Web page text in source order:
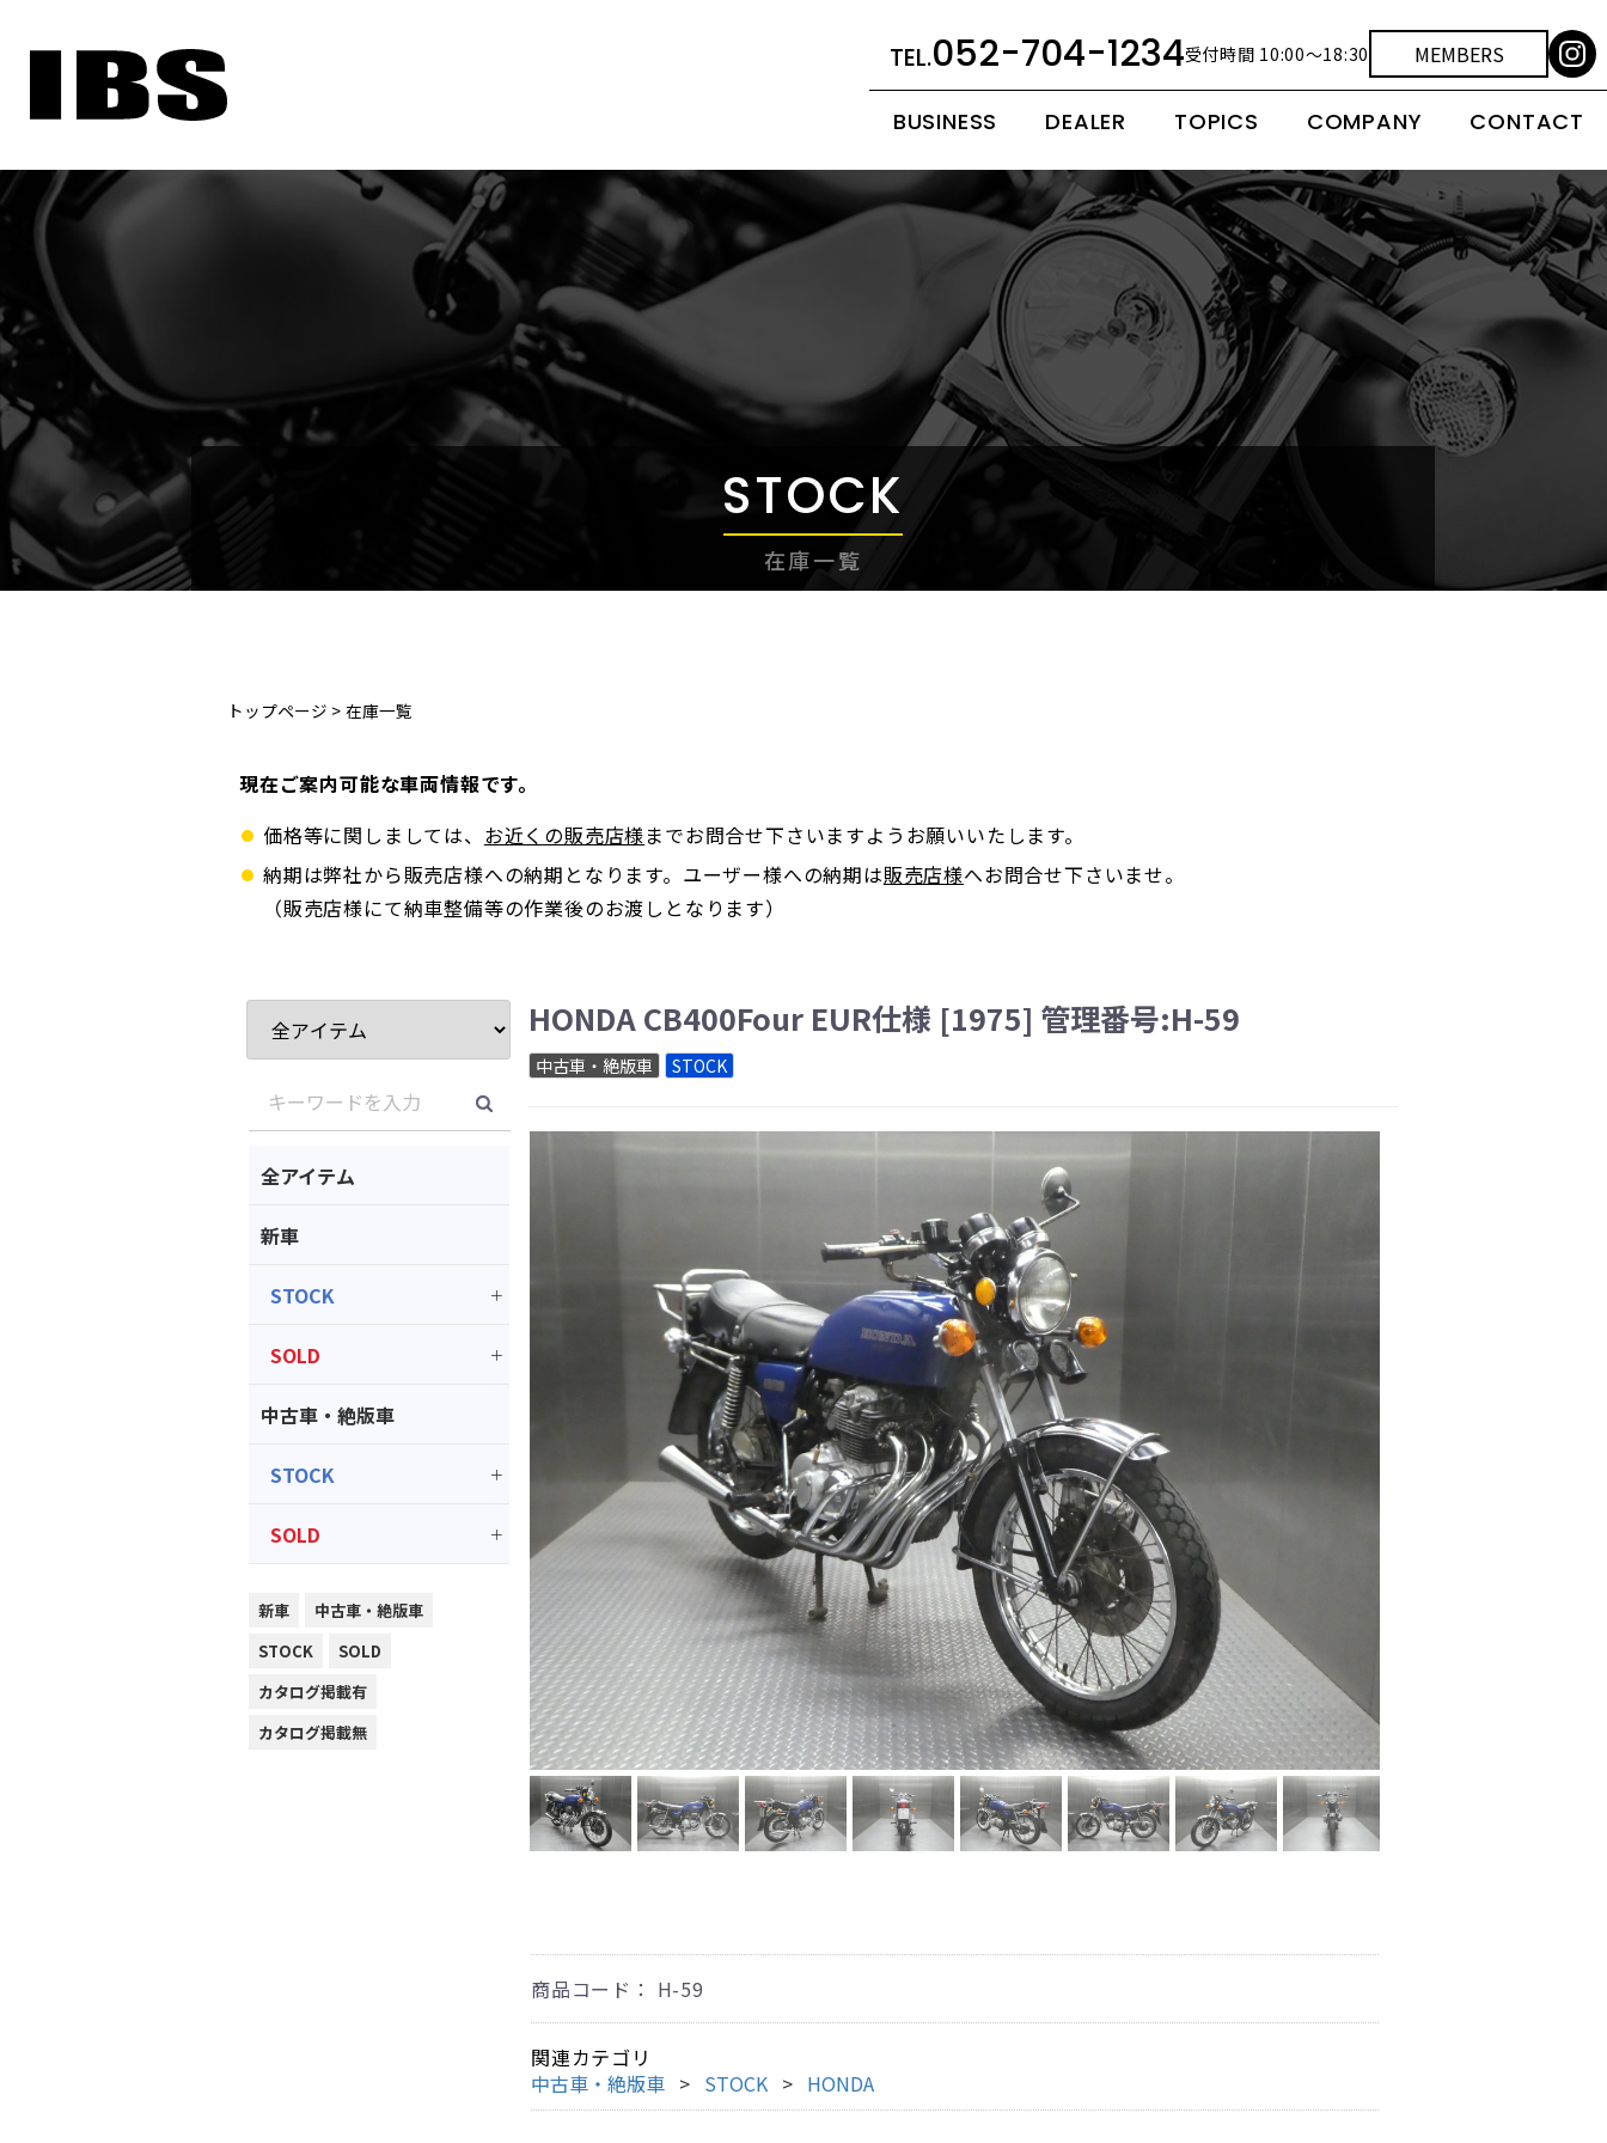
STOCK
在庫一覧
トップページ > 在庫一覧
現在ご案内可能な車両情報です。
価格等に関しましては、 お近くの販売店様までお問合せ下さいますようお願いいたします。
納期は弊社から販売店様への納期となります。ユーザー様への納期は販売店様へお問合せ下さいませ。
（販売店様にて納車整備等の作業後のお渡しとなります）
全アイテム
新車
STOCK
SOLD
中古車・絶版車
STOCK
SOLD
新車
中古車・絶版車
STOCK
SOLD
カタログ掲載有
カタログ掲載無
HONDA CB400Four EUR仕様 [1975] 管理番号:H-59
中古車・絶版車 STOCK
商品コード： H-59
関連カテゴリ
中古車・絶版車
STOCK HONDA
052-704-1234受付時間 10:00～18:30 MEMBERS
BUSINESS DEALER TOPICS COMPANY CONTACT